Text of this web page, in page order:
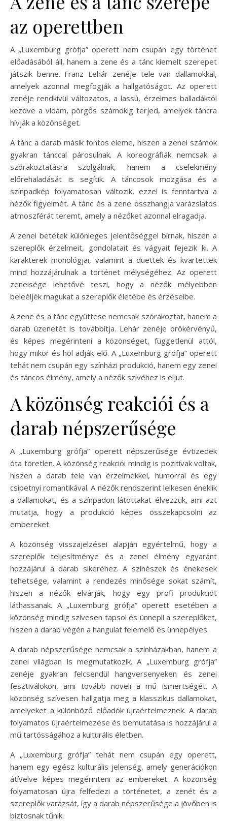
az operettben
A „Luxemburg grófja” operett nem csupán egy történet
előadásából áll, hanem a zene és a tánc kiemelt szerepet
játszik benne. Franz Lehár zenéje tele van dallamokkal,
amelyek azonnal megfogják a hallgatóságot. Az operett
zenéje rendkívül változatos, a lassú, érzelmes balladáktól
kezdve a vidám, pörgős számokig terjed, amelyek táncra
hívják a közönséget.
A tánc a darab másik fontos eleme, hiszen a zenei számok
gyakran tánccal párosulnak. A koreográfiák nemcsak a
szórakoztatásra szolgálnak, hanem a cselekmény
előrehaladását is segítik. A táncosok mozgása és a
színpadkép folyamatosan változik, ezzel is fenntartva a
nézők figyelmét. A tánc és a zene összhangja varázslatos
atmoszférát teremt, amely a nézőket azonnal elragadja.
A zenei betétek különleges jelentőséggel bírnak, hiszen a
szereplők érzelmeit, gondolatait és vágyait fejezik ki. A
karakterek monológjai, valamint a duettek és kvartettek
mind hozzájárulnak a történet mélységéhez. Az operett
zeneisége lehetővé teszi, hogy a nézők mélyebben
beleéljék magukat a szereplők életébe és érzéseibe.
A zene és a tánc együttese nemcsak szórakoztat, hanem a
darab üzenetét is továbbítja. Lehár zenéje örökérvényű,
és képes megérinteni a közönséget, függetlenül attól,
hogy mikor és hol adják elő. A „Luxemburg grófja” operett
tehát nem csupán egy színházi produkció, hanem egy zenei
és táncos élmény, amely a nézők szívéhez is eljut.
A közönség reakciói és a
darab népszerűsége
A „Luxemburg grófja” operett népszerűsége évtizedek
óta töretlen. A közönség reakciói mindig is pozitívak voltak,
hiszen a darab tele van érzelmekkel, humorral és egy
csipetnyi romantikával. A nézők rendszerint lelkesen éneklik
a dallamokat, és a színpadon látottakat élvezzük, ami azt
mutatja, hogy a produkció képes összekapcsolni az
embereket.
A közönség visszajelzései alapján egyértelmű, hogy a
szereplők teljesítménye és a zenei élmény egyaránt
hozzájárul a darab sikeréhez. A színészek és énekesek
tehetsége, valamint a rendezés minősége sokat számít,
hiszen a nézők elvárják, hogy egy profi produkciót
láthassanak. A „Luxemburg grófja” operett esetében a
közönség mindig szívesen tapsol és ünnepli a szereplőket,
hiszen a darab végén a hangulat felemelő és ünnepélyes.
A darab népszerűsége nemcsak a színházakban, hanem a
zenei világban is megmutatkozik. A „Luxemburg grófja”
zenéje gyakran felcsendül hangversenyeken és zenei
fesztiválokon, ami tovább növeli a mű ismertségét. A
közönség szívesen hallgatja meg a klasszikus dallamokat,
amelyeket a különböző előadók újraértelmeznek. A darab
folyamatos újraértelmezése és bemutatása is hozzájárul a
mű tartósságához a kulturális életben.
A „Luxemburg grófja” tehát nem csupán egy operett,
hanem egy egész kulturális jelenség, amely generációkon
átívelve képes megérinteni az embereket. A közönség
folyamatosan újra felfedezi a történetet, a zenét és a
szereplők varázsát, így a darab népszerűsége a jövőben is
biztosnak tűnik.